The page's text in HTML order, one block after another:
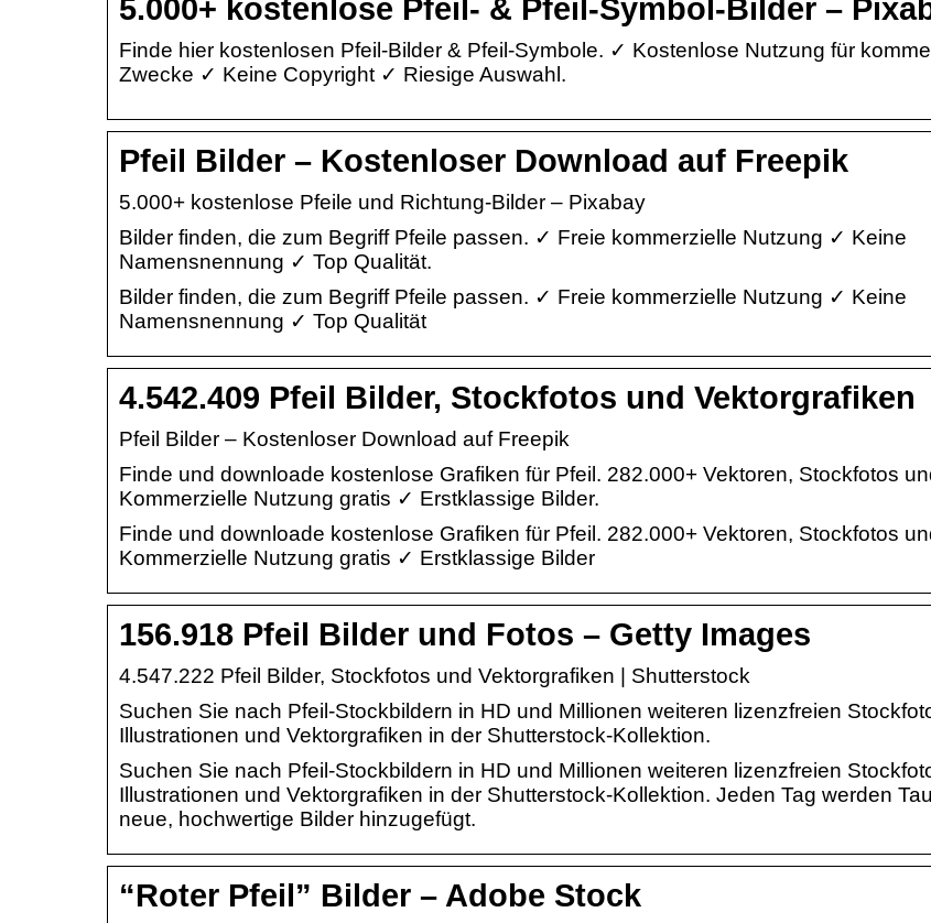
5.000+ kostenlose Pfeil- & Pfeil-Symbol-Bilder –
Finde hier kostenlosen Pfeil-Bilder & Pfeil-Symbole. ✓ Kostenlose Nutzung für
Zwecke ✓ Keine Copyright ✓ Riesige Auswahl.
Pfeil Bilder – Kostenloser Download auf Freepik
5.000+ kostenlose Pfeile und Richtung-Bilder – Pixabay
Bilder finden, die zum Begriff Pfeile passen. ✓ Freie kommerzielle Nutzung ✓ Keine
Namensnennung ✓ Top Qualität.
Bilder finden, die zum Begriff Pfeile passen. ✓ Freie kommerzielle Nutzung ✓ Keine
Namensnennung ✓ Top Qualität
4.542.409 Pfeil Bilder, Stockfotos und Vektorgrafiken
Pfeil Bilder – Kostenloser Download auf Freepik
Finde und downloade kostenlose Grafiken für Pfeil. 282.000+ Vektoren, Stockfotos
Kommerzielle Nutzung gratis ✓ Erstklassige Bilder.
Finde und downloade kostenlose Grafiken für Pfeil. 282.000+ Vektoren, Stockfotos
Kommerzielle Nutzung gratis ✓ Erstklassige Bilder
156.918 Pfeil Bilder und Fotos – Getty Images
4.547.222 Pfeil Bilder, Stockfotos und Vektorgrafiken | Shutterstock
Suchen Sie nach Pfeil-Stockbildern in HD und Millionen weiteren lizenzfreien
Illustrationen und Vektorgrafiken in der Shutterstock-Kollektion.
Suchen Sie nach Pfeil-Stockbildern in HD und Millionen weiteren lizenzfreien
Illustrationen und Vektorgrafiken in der Shutterstock-Kollektion. Jeden Tag werden
neue, hochwertige Bilder hinzugefügt.
“Roter Pfeil” Bilder – Adobe Stock